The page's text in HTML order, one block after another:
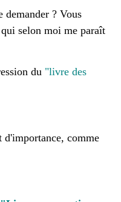
demander ? Vous
selon moi me paraît
du "livre des
comme